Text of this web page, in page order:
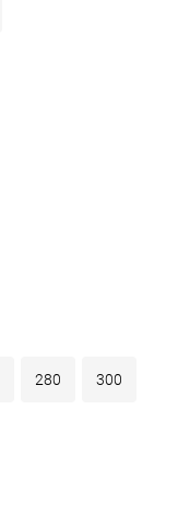
280 300